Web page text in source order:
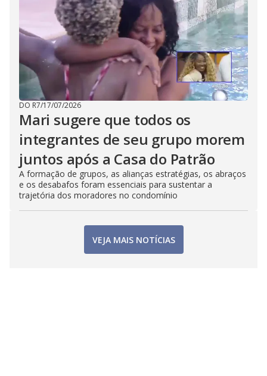
DO R7/17/07/2026
Mari sugere que todos os
integrantes de seu grupo morem
juntos após a Casa do Patrão
A formação de grupos, as alianças estratégias, os abraços
e os desabafos foram essenciais para sustentar a
trajetória dos moradores no condomínio
VEJA MAIS NOTÍCIAS